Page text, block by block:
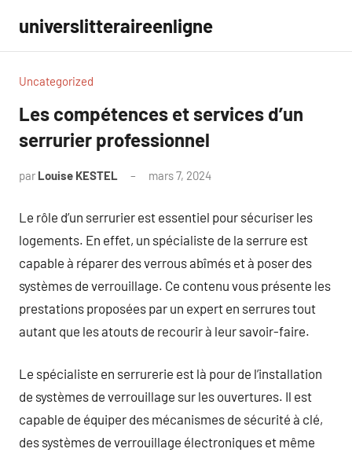
contenu
universlitteraireenligne
Uncategorized
Les compétences et services d’un
serrurier professionnel
par Louise KESTEL mars 7, 2024
Le rôle d’un serrurier est essentiel pour sécuriser les
logements. En effet, un spécialiste de la serrure est
capable à réparer des verrous abîmés et à poser des
systèmes de verrouillage. Ce contenu vous présente les
prestations proposées par un expert en serrures tout
autant que les atouts de recourir à leur savoir-faire.
Le spécialiste en serrurerie est là pour de l’installation
de systèmes de verrouillage sur les ouvertures. Il est
capable de équiper des mécanismes de sécurité à clé,
des systèmes de verrouillage électroniques et même